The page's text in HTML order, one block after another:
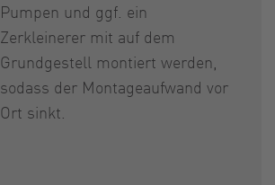
Pumpen und ggf. ein
Zerkleinerer mit auf dem
Grundgestell montiert werden,
sodass der Montageaufwand vor
Ort sinkt.